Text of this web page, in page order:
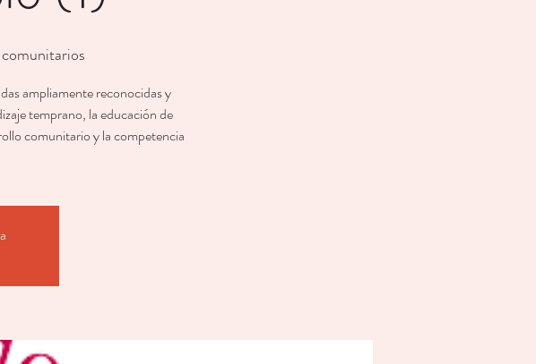
ampliamente reconocidas y
temprano, la educación de
comunitario y la competencia